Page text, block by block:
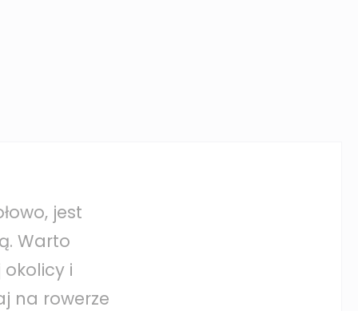
jest
Warto
i
na rowerze